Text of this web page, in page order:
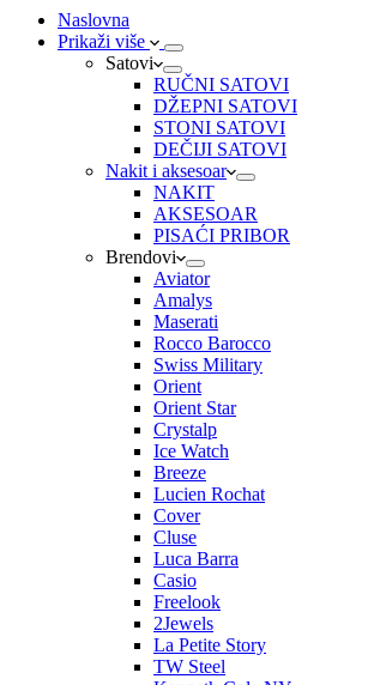
Naslovna
Prikaži više
Satovi
RUČNI SATOVI
DŽEPNI SATOVI
STONI SATOVI
DEČIJI SATOVI
Nakit i aksesoar
NAKIT
AKSESOAR
PISAĆI PRIBOR
Brendovi
Aviator
Amalys
Maserati
Rocco Barocco
Swiss Military
Orient
Orient Star
Crystalp
Ice Watch
Breeze
Lucien Rochat
Cover
Cluse
Luca Barra
Casio
Freelook
2Jewels
La Petite Story
TW Steel